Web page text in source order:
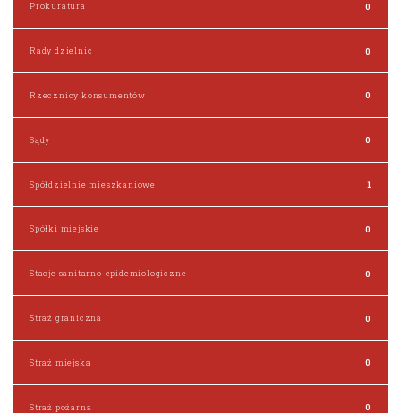
Prokuratura 0
Rady dzielnic 0
Rzecznicy konsumentów 0
Sądy 0
Spółdzielnie mieszkaniowe 1
Spółki miejskie 0
Stacje sanitarno-epidemiologiczne 0
Straż graniczna 0
Straż miejska 0
Straż pożarna 0